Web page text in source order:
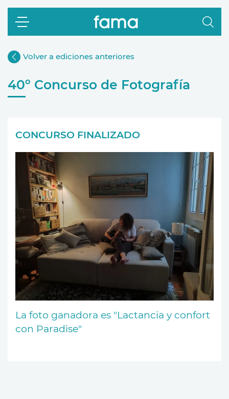
Volver a ediciones anteriores
40º Concurso de Fotografía
CONCURSO FINALIZADO
La foto ganadora es "Lactancia y confort
con Paradise"